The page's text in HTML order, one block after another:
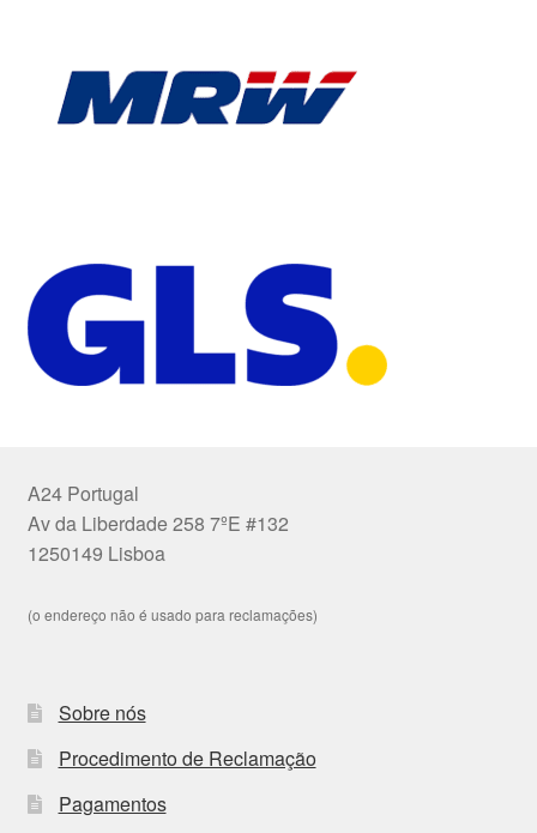
A24 Portugal
Av da Liberdade 258 7ºE #132
1250149 Lisboa
(o endereço não é usado para reclamações)
Sobre nós
Procedimento de Reclamação
Pagamentos